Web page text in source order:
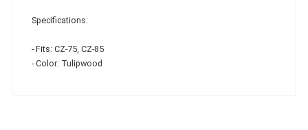
Specifications:
- Fits: CZ-75, CZ-85
- Color: Tulipwood